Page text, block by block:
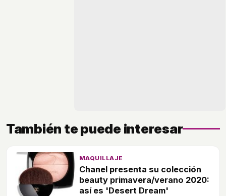
También te puede interesar
MAQUILLAJE
Chanel presenta su colección
beauty primavera/verano 2020:
así es 'Desert Dream'